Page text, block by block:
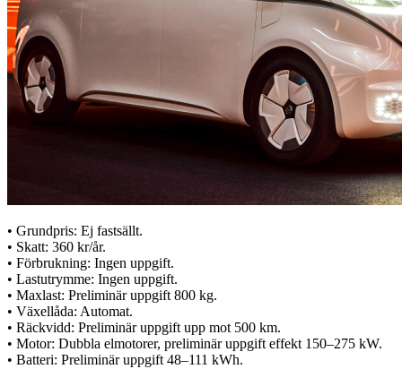
• Grundpris: Ej fastsällt.
• Skatt: 360 kr/år.
• Förbrukning: Ingen uppgift.
• Lastutrymme: Ingen uppgift.
• Maxlast: Preliminär uppgift 800 kg.
• Växellåda: Automat.
• Räckvidd: Preliminär uppgift upp mot 500 km.
• Motor: Dubbla elmotorer, preliminär uppgift effekt 150–275 kW.
• Batteri: Preliminär uppgift 48–111 kWh.